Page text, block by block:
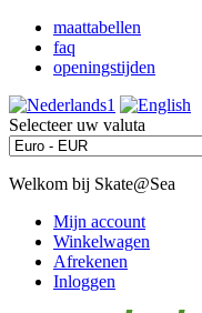
maattabellen
faq
openingstijden
Selecteer uw valuta
Welkom bij Skate@Sea
Mijn account
Winkelwagen
Afrekenen
Inloggen